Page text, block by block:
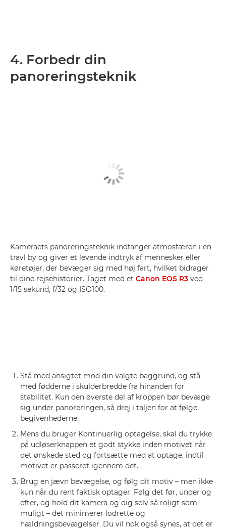
4. Forbedr din
panoreringsteknik
Kameraets panoreringsteknik indfanger atmosfæren i en
travl by og giver et levende indtryk af mennesker eller
køretøjer, der bevæger sig med høj fart, hvilket bidrager
til dine rejsehistorier. Taget med et Canon EOS R3 ved
1/15 sekund, f/32 og ISO100.
Stå med ansigtet mod din valgte baggrund, og stå
med fødderne i skulderbredde fra hinanden for
stabilitet. Kun den øverste del af kroppen bør bevæge
sig under panoreringen, så drej i taljen for at følge
begivenhederne.
Mens du bruger Kontinuerlig optagelse, skal du trykke
på udløserknappen et godt stykke inden motivet når
det ønskede sted og fortsætte med at optage, indtil
motivet er passeret igennem det.
Brug en jævn bevægelse, og følg dit motiv – men ikke
kun når du rent faktisk optager. Følg det før, under og
efter, og hold dit kamera og dig selv så roligt som
muligt – det minimerer lodrette og
hældningsbevægelser. Du vil nok også synes, at det er